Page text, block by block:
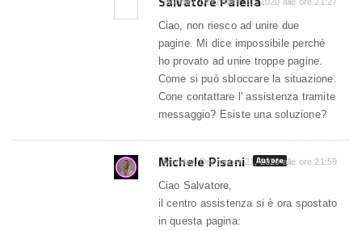
Ciao, non riesco ad unire due
pagine. Mi dice impossibile perché
ho provato ad unire troppe pagine.
Come si può sbloccare la situazione.
Cone contattare l' assistenza tramite
messaggio? Esiste una soluzione?
Michele Pisani Autore
Monday, December 21, 2020 alle ore 21:59
Ciao Salvatore,
il centro assistenza si è ora spostato
in questa pagina: